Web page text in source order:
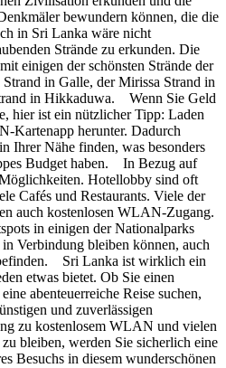
bewundern können, die die
in Sri Lanka wäre nicht
Strände zu erkunden. Die
einigen der schönsten Strände der
in Galle, der Mirissa Strand in
in Hikkaduwa. Wenn Sie Geld
hier ist ein nützlicher Tipp: Laden
Kartenapp herunter. Dadurch
Ihrer Nähe finden, was besonders
Budget haben. In Bezug auf
Hotellobby sind oft
Cafés und Restaurants. Viele der
auch kostenlosen WLAN-Zugang.
in einigen der Nationalparks
Verbindung bleiben können, auch
Sri Lanka ist wirklich ein
etwas bietet. Ob Sie einen
abenteuerreiche Reise suchen,
und zuverlässigen
zu kostenlosem WLAN und vielen
bleiben, werden Sie sicherlich eine
Besuchs in diesem wunderschönen